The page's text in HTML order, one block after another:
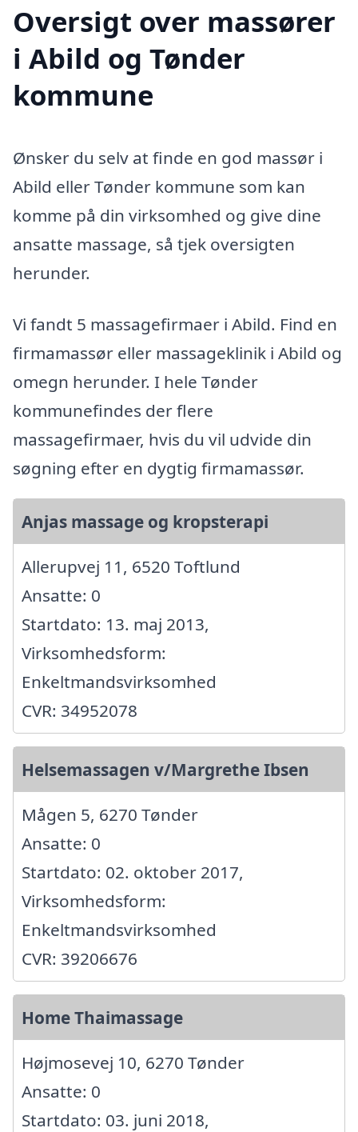
Oversigt over massører
i Abild og Tønder
kommune
Ønsker du selv at finde en god massør i
Abild eller Tønder kommune som kan
komme på din virksomhed og give dine
ansatte massage, så tjek oversigten
herunder.
Vi fandt 5 massagefirmaer i Abild. Find en
firmamassør eller massageklinik i Abild og
omegn herunder. I hele Tønder
kommunefindes der flere
massagefirmaer, hvis du vil udvide din
søgning efter en dygtig firmamassør.
Anjas massage og kropsterapi
Allerupvej 11, 6520 Toftlund
Ansatte: 0
Startdato: 13. maj 2013,
Virksomhedsform:
Enkeltmandsvirksomhed
CVR: 34952078
Helsemassagen v/Margrethe Ibsen
Mågen 5, 6270 Tønder
Ansatte: 0
Startdato: 02. oktober 2017,
Virksomhedsform:
Enkeltmandsvirksomhed
CVR: 39206676
Home Thaimassage
Højmosevej 10, 6270 Tønder
Ansatte: 0
Startdato: 03. juni 2018,